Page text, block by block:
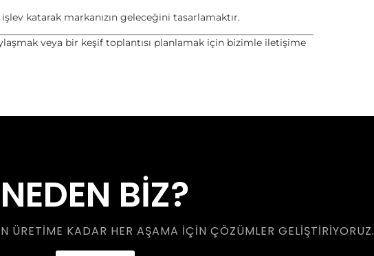
katarak markanızın geleceğini tasarlamaktır.
veya bir keşif toplantısı planlamak için bizimle iletişime
NEDEN BİZ?
ÜRETIME KADAR HER AŞAMA IÇIN ÇÖZÜMLER GELIŞTIRIYORUZ.